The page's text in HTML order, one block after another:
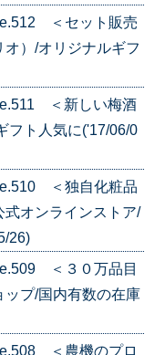
＜セット販売
）/オリジナルギフ
＜新しい梅酒
フト人気に('17/06/0
＜独自化粧品
オンラインストア/
26)
＜３０万品目
ップ/国内有数の在庫
＜農機のプロ